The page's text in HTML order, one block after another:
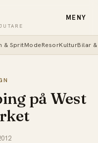
MENY
& SpritModeResorKulturBilar
på West